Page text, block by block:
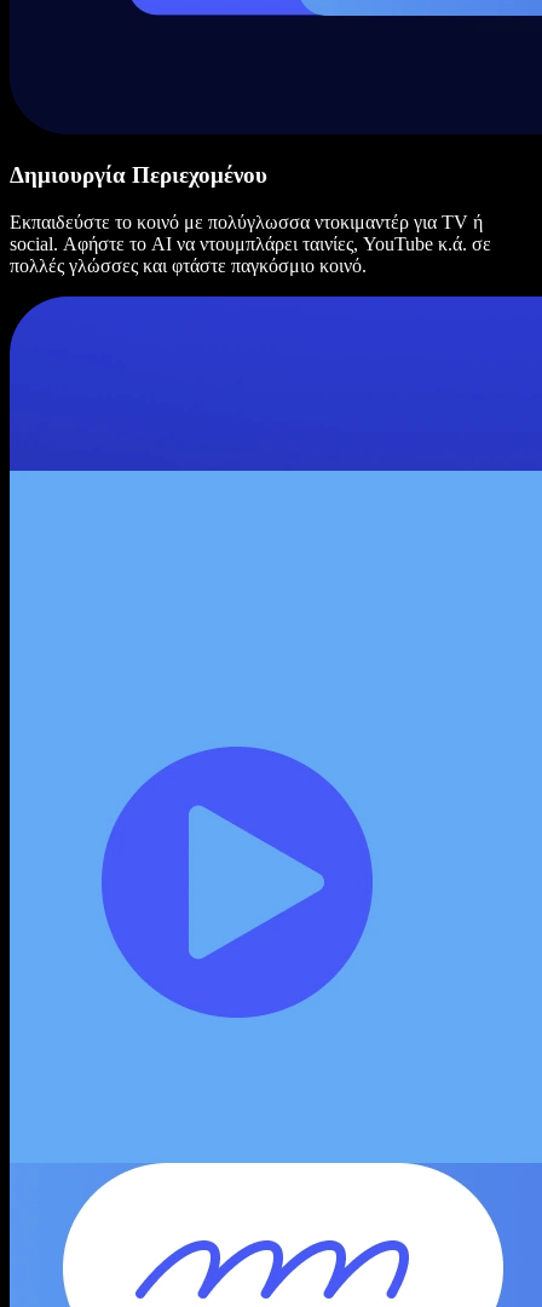
Δημιουργία Περιεχομένου
Εκπαιδεύστε το κοινό με πολύγλωσσα ντοκιμαντέρ για TV ή
social. Αφήστε το AI να ντουμπλάρει ταινίες, YouTube κ.ά. σε
πολλές γλώσσες και φτάστε παγκόσμιο κοινό.